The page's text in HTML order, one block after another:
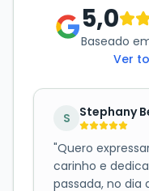
5,0
Baseado
Ver
S Stephany
"Quero
carinho e
passada, no dia